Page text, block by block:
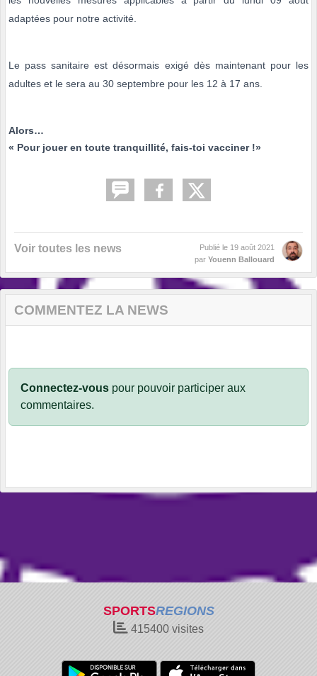
adaptées pour notre activité.
Le pass sanitaire est désormais exigé dès maintenant pour les
adultes et le sera au 30 septembre pour les 12 à 17 ans.
Alors…
« Pour jouer en toute tranquillité, fais-toi vacciner !»
Voir toutes les news Publié le 19 août 2021
par Youenn Ballouard
COMMENTEZ LA NEWS
Connectez-vous pour pouvoir participer aux
commentaires.
SPORTSREGIONS
415400 visites